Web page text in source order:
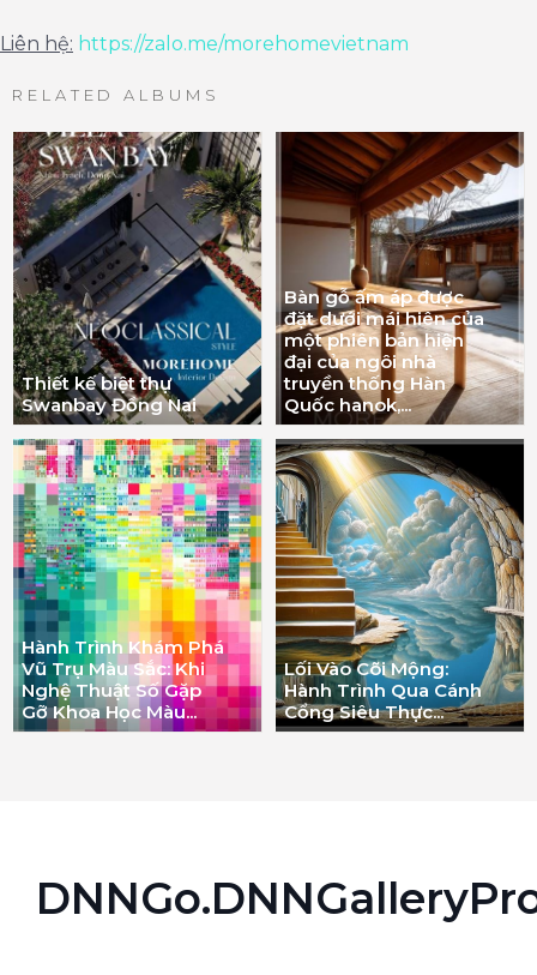
Liên hệ: https://zalo.me/morehomevietnam
RELATED ALBUMS
Thiết kế biệt thự
Swanbay Đồng Nai
Bàn gỗ ấm áp được
đặt dưới mái hiên của
một phiên bản hiện
đại của ngôi nhà
truyền thống Hàn
Quốc hanok,...
Hành Trình Khám Phá
Vũ Trụ Màu Sắc: Khi
Nghệ Thuật Số Gặp
Gỡ Khoa Học Màu...
Lối Vào Cõi Mộng:
Hành Trình Qua Cánh
Cổng Siêu Thực...